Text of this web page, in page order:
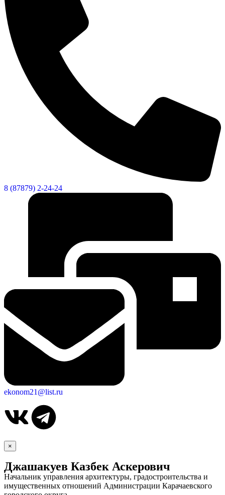
8 (87879) 2-24-24
ekonom21@list.ru
×
Джашакуев Казбек Аскерович
Начальник управления архитектуры, градостроительства и
имущественных отношений Администрации Карачаевского